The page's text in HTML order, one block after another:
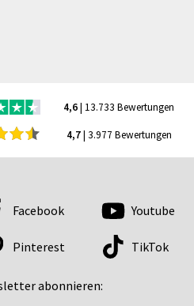
4,6| 13.733 Bewertungen
4,7| 3.977 Bewertungen
abonnieren:
Facebook Youtube
Pinterest TikTok